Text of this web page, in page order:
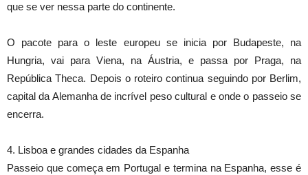
que se ver nessa parte do continente.
O pacote para o leste europeu se inicia por Budapeste, na
Hungria, vai para Viena, na Áustria, e passa por Praga, na
República Theca. Depois o roteiro continua seguindo por Berlim,
capital da Alemanha de incrível peso cultural e onde o passeio se
encerra.
4. Lisboa e grandes cidades da Espanha
Passeio que começa em Portugal e termina na Espanha, esse é